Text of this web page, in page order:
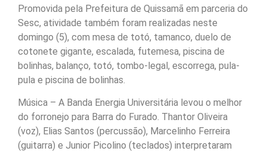
Promovida pela Prefeitura de Quissamã em parceria do
Sesc, atividade também foram realizadas neste
domingo (5), com mesa de totó, tamanco, duelo de
cotonete gigante, escalada, futemesa, piscina de
bolinhas, balanço, totó, tombo-legal, escorrega, pula-
pula e piscina de bolinhas.
Música – A Banda Energia Universitária levou o melhor
do forronejo para Barra do Furado. Thantor Oliveira
(voz), Elias Santos (percussão), Marcelinho Ferreira
(guitarra) e Junior Picolino (teclados) interpretaram